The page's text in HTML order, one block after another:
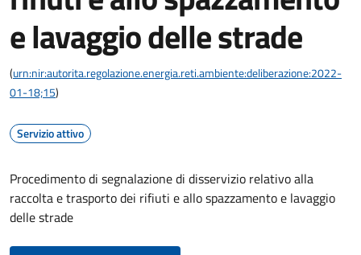
e lavaggio delle strade
(urn:nir:autorita.regolazione.energia.reti.ambiente:deliberazione:2022-
01-18;15)
Servizio attivo
Procedimento di segnalazione di disservizio relativo alla
raccolta e trasporto dei rifiuti e allo spazzamento e lavaggio
delle strade